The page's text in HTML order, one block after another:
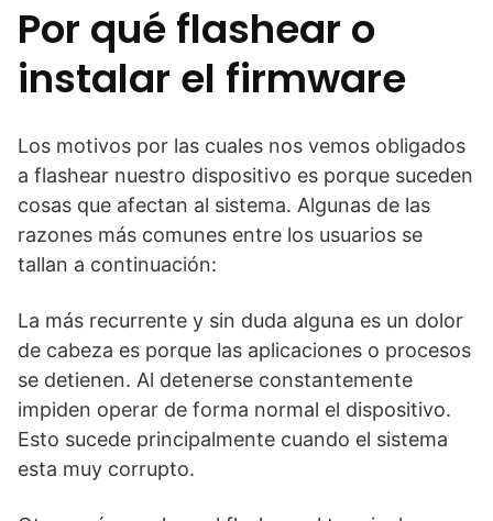
Por qué flashear o
instalar el firmware
Los motivos por las cuales nos vemos obligados
a flashear nuestro dispositivo es porque suceden
cosas que afectan al sistema. Algunas de las
razones más comunes entre los usuarios se
tallan a continuación:
La más recurrente y sin duda alguna es un dolor
de cabeza es porque las aplicaciones o procesos
se detienen. Al detenerse constantemente
impiden operar de forma normal el dispositivo.
Esto sucede principalmente cuando el sistema
esta muy corrupto.